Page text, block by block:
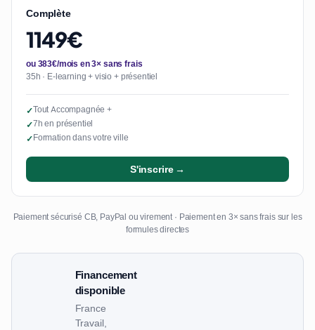
Complète
1149€
ou 383€/mois en 3× sans frais
35h · E-learning + visio + présentiel
✓Tout Accompagnée +
✓7h en présentiel
✓Formation dans votre ville
S'inscrire →
Paiement sécurisé CB, PayPal ou virement · Paiement en 3× sans frais sur les
formules directes
Financement
disponible
France
Travail,